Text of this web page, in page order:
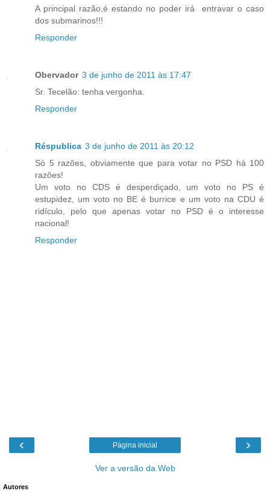
A principal razão,é estando no poder irá entravar o caso
dos submarinos!!!
Responder
Obervador 3 de junho de 2011 às 17:47
Sr. Tecelão: tenha vergonha.
Responder
Réspublica 3 de junho de 2011 às 20:12
Só 5 razões, obviamente que para votar no PSD há 100
razões!
Um voto no CDS é desperdiçado, um voto no PS é
estupidez, um voto no BE é burrice e um voto na CDU é
ridículo, pelo que apenas votar no PSD é o interesse
nacional!
Responder
‹ ›
Página inicial
Ver a versão da Web
Autores